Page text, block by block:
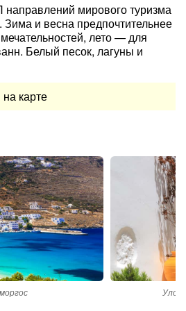
мирового туризма
Зима и весна предпочтительнее
лето — для
Белый песок, лагуны и
карте